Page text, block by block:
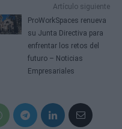
Artículo siguiente
ProWorkSpaces renueva
su Junta Directiva para
enfrentar los retos del
futuro – Noticias
Empresariales